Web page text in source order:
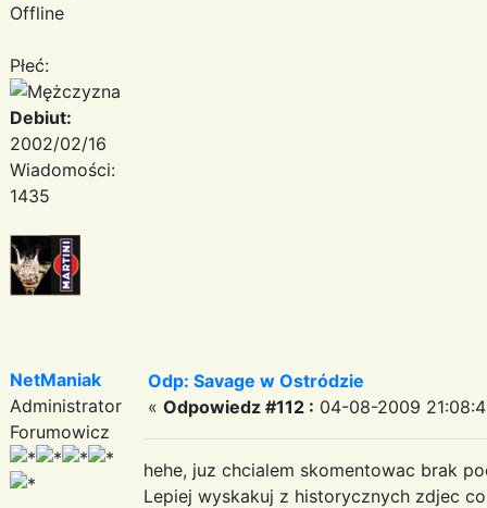
Offline
Płeć:
Debiut:
2002/02/16
Wiadomości:
1435
NetManiak
Administrator
Forumowicz
Odp: Savage w Ostródzie
« Odpowiedz #112 : 04-08-2009
hehe, juz chcialem skomentowac brak
Lepiej wyskakuj z historycznych zdjec